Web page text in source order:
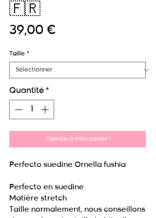
🇫🇷
39,00 €Prix
Taille *
Quantité *
J'ajoute à mon panier !
Perfecto suedine Ornella fushia
Perfecto en suedine
Matière stretch
Taille normalement, nous conseillons